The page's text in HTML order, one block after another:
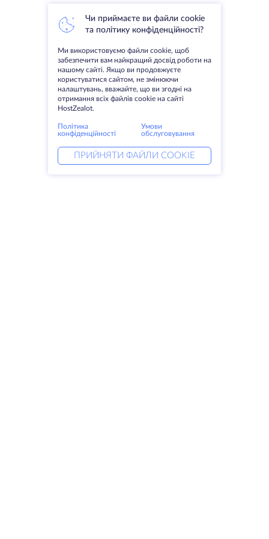
Чи приймаєте ви файли cookie
та політику конфіденційності?
Ми використовуємо файли cookie, щоб
забезпечити вам найкращий досвід роботи на
нашому сайті. Якщо ви продовжуєте
користуватися сайтом, не змінюючи
налаштувань, вважайте, що ви згодні на
отримання всіх файлів cookie на сайті
HostZealot.
Політика
конфіденційності
Умови
обслуговування
ПРИЙНЯТИ ФАЙЛИ COOKIE